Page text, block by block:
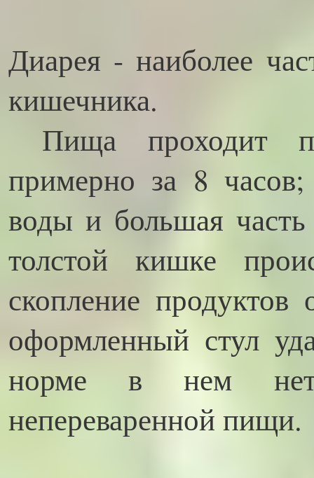
Диарея - наиболее
кишечника.
Пища проходит
примерно за 8
воды и большая
толстой кишке
скопление
оформленный стул
норме в нем
непереваренной пищи.